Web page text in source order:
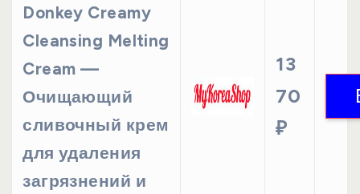
Donkey Creamy
Cleansing Melting
Cream —
Очищающий
сливочный крем
для удаления
загрязнений и
13
70
₽